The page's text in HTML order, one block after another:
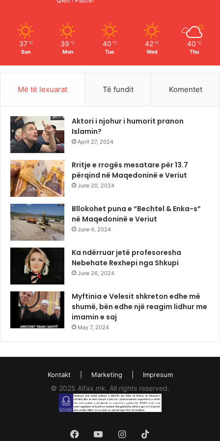
37 ℃
Sun
39 ℃
Mon
40 ℃
Tue
42 ℃
Wed
40 ℃
Thu
Më të lexuarat Të fundit Komentet
Aktori i njohur i humorit pranon
Islamin?
April 27, 2024
Rritje e rrogës mesatare për 13.7
përqind në Maqedoninë e Veriut
June 20, 2024
Bllokohet puna e “Bechtel & Enka-s”
në Maqedoninë e Veriut
June 4, 2024
Ka ndërruar jetë profesoresha
Nebehate Rexhepi nga Shkupi
June 26, 2024
Myftinia e Velesit shkreton edhe më
shumë, bën edhe një reagim lidhur me
imamin e saj
May 7, 2024
Kontakt Marketing Impresum
© 2025 Alfax.mk. All rights reserved.
FacebookYouTubeInstagram